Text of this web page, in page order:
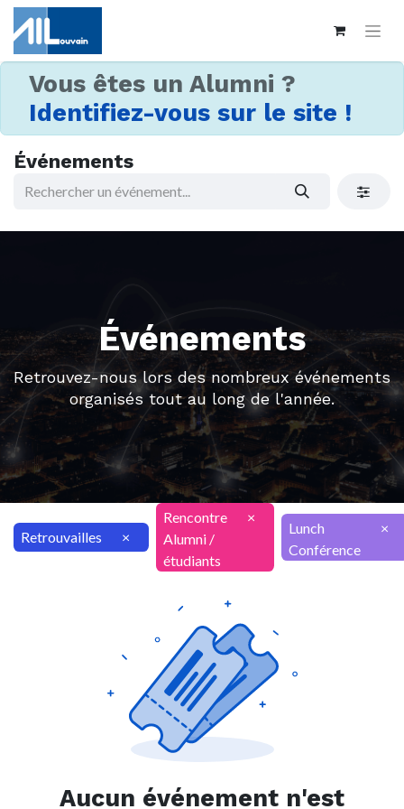
Vous êtes un Alumni ?
Identifiez-vous sur le site !
Événements
Événements
Retrouvez-nous lors des nombreux événements
organisés tout au long de l'année.
Retrouvailles ×
Rencontre
Alumni /
étudiants
×
Lunch
Conférence
×
Aucun événement n'est